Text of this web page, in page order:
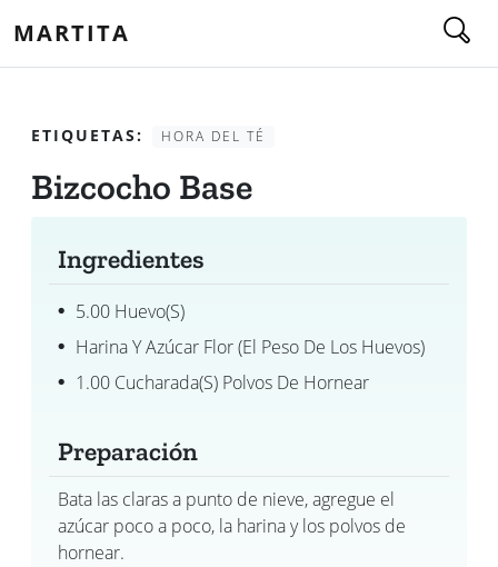
MARTITA
ETIQUETAS: HORA DEL TÉ
Bizcocho Base
Ingredientes
5.00 Huevo(s)
Harina Y Azúcar Flor (el Peso De Los Huevos)
1.00 Cucharada(s) Polvos De Hornear
Preparación
Bata las claras a punto de nieve, agregue el
azúcar poco a poco, la harina y los polvos de
hornear.